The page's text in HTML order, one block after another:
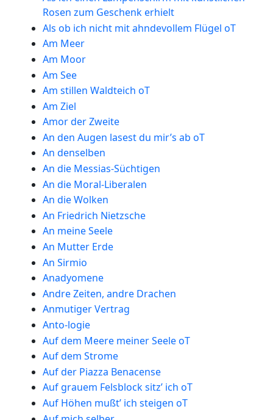
Rosen zum Geschenk erhielt
Als ob ich nicht mit ahndevollem Flügel oT
Am Meer
Am Moor
Am See
Am stillen Waldteich oT
Am Ziel
Amor der Zweite
An den Augen lasest du mir’s ab oT
An denselben
An die Messias-Süchtigen
An die Moral-Liberalen
An die Wolken
An Friedrich Nietzsche
An meine Seele
An Mutter Erde
An Sirmio
Anadyomene
Andre Zeiten, andre Drachen
Anmutiger Vertrag
Anto-logie
Auf dem Meere meiner Seele oT
Auf dem Strome
Auf der Piazza Benacense
Auf grauem Felsblock sitz’ ich oT
Auf Höhen mußt’ ich steigen oT